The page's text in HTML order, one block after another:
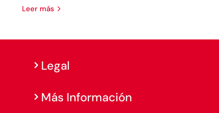
leer más
Legal
Más Información